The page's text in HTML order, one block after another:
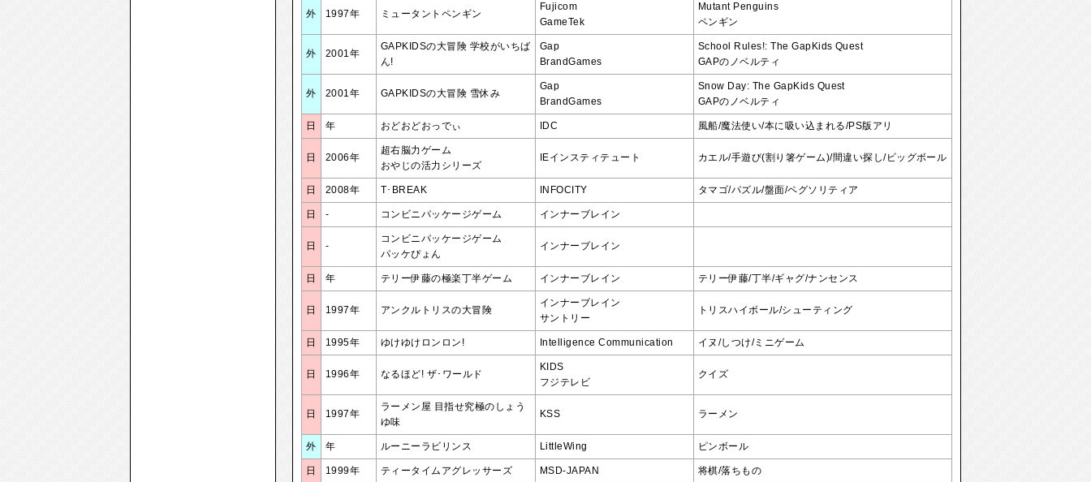
外 1997年 ミュータントペンギン
Fujicom
GameTek
Mutant Penguins
ペンギン
外 2001年
GAPKIDSの大冒険 学校がいちば
ん!
Gap
BrandGames
School Rules!: The GapKids Quest
GAPのノベルティ
外 2001年 GAPKIDSの大冒険 雪休み
Gap
BrandGames
Snow Day: The GapKids Quest
GAPのノベルティ
日 年 おどおどおっでぃ IDC 風船/魔法使い/本に吸い込まれる/PS版アリ
日 2006年
超右脳力ゲーム
おやじの活力シリーズ
IEインスティテュート カエル/手遊び(割り箸ゲーム)/間違い探し/ビッグボール
日 2008年 T･BREAK INFOCITY タマゴ/パズル/盤面/ペグソリティア
日 - コンビニパッケージゲーム インナーブレイン
日 -
コンビニパッケージゲーム
パッケぴょん
インナーブレイン
日 年 テリー伊藤の極楽丁半ゲーム インナーブレイン テリー伊藤/丁半/ギャグ/ナンセンス
日 1997年 アンクルトリスの大冒険
インナーブレイン
サントリー
トリスハイボール/シューティング
日 1995年 ゆけゆけロンロン! Intelligence Communication イヌ/しつけ/ミニゲーム
日 1996年 なるほど! ザ･ワールド
KIDS
フジテレビ
クイズ
日 1997年
ラーメン屋 目指せ究極のしょう
ゆ味
KSS ラーメン
外 年 ルーニーラビリンス LittleWing ピンボール
日 1999年 ティータイムアグレッサーズ MSD-JAPAN 将棋/落ちもの